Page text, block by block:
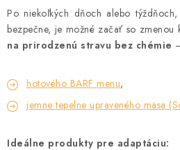
Po niekoľkých dňoch alebo
bezpečne, je možné začať so zmenou
na prirodzenú stravu bez chémie
hotového BARF menu,
jemne tepelne upraveného mäsa
Ideálne produkty pre adaptáciu: